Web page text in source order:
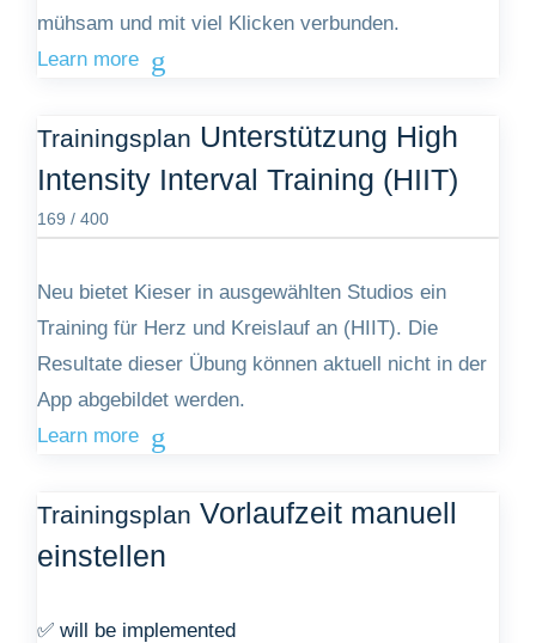
mühsam und mit viel Klicken verbunden.
Learn more
Trainingsplan Unterstützung High
Intensity Interval Training (HIIT)
169 / 400
Neu bietet Kieser in ausgewählten Studios ein
Training für Herz und Kreislauf an (HIIT). Die
Resultate dieser Übung können aktuell nicht in der
App abgebildet werden.
Learn more
Trainingsplan Vorlaufzeit manuell
einstellen
✅ will be implemented